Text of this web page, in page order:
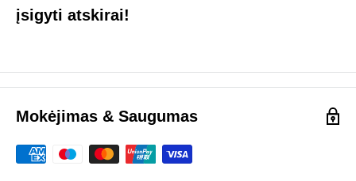
įsigyti atskirai!
Mokėjimas & Saugumas